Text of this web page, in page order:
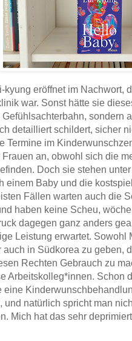
kyung eröffnet im Nachwort,
war. Sonst hätte sie
sondern
detailliert schildert, sicher
Termine im
an, obwohl sich die
Doch sie stehen
einem Baby und die
Fällen warten auch die
haben keine Scheu,
dagegen ganz anders
Leistung erwartet. Sowohl
auch in Südkorea zu geben,
Rechten Gebrauch zu
Arbeitskolleg*innen. Schon
eine
und natürlich spricht man
Mich hat das sehr